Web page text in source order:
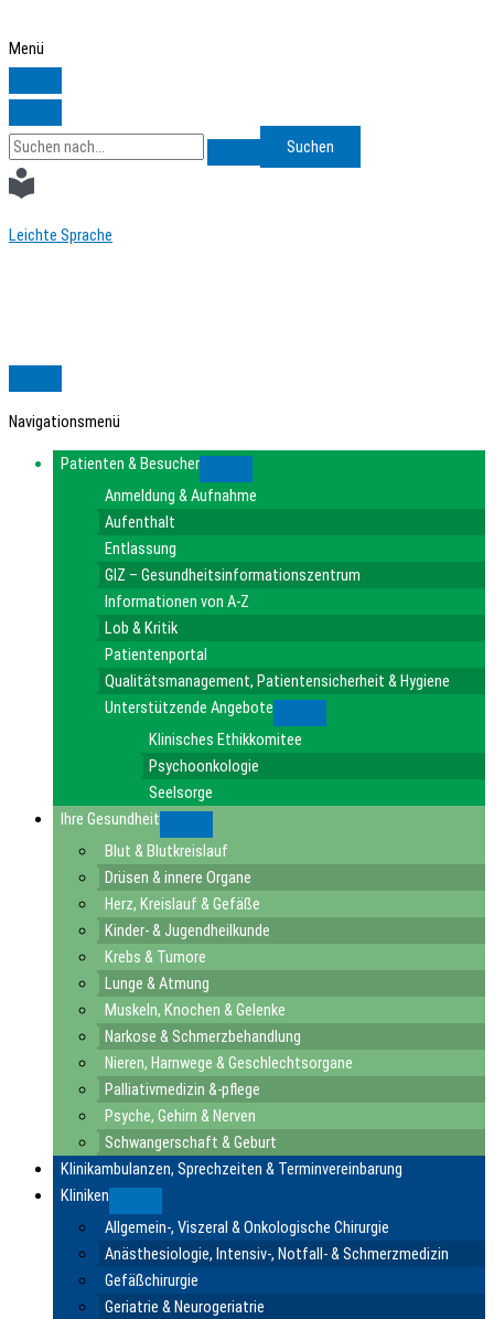
Inhalt
springen
Menü
Search
for:
Leichte Sprache
Navigationsmenü
Patienten & Besucher
Anmeldung & Aufnahme
Aufenthalt
Entlassung
GIZ – Gesundheitsinformationszentrum
Informationen von A-Z
Lob & Kritik
Patientenportal
Qualitätsmanagement, Patientensicherheit & Hygiene
Unterstützende Angebote
Klinisches Ethikkomitee
Psychoonkologie
Seelsorge
Ihre Gesundheit
Blut & Blutkreislauf
Drüsen & innere Organe
Herz, Kreislauf & Gefäße
Kinder- & Jugendheilkunde
Krebs & Tumore
Lunge & Atmung
Muskeln, Knochen & Gelenke
Narkose & Schmerzbehandlung
Nieren, Harnwege & Geschlechtsorgane
Palliativmedizin &-pflege
Psyche, Gehirn & Nerven
Schwangerschaft & Geburt
Klinikambulanzen, Sprechzeiten & Terminvereinbarung
Kliniken
Allgemein-, Viszeral & Onkologische Chirurgie
Anästhesiologie, Intensiv-, Notfall- & Schmerzmedizin
Gefäßchirurgie
Geriatrie & Neurogeriatrie